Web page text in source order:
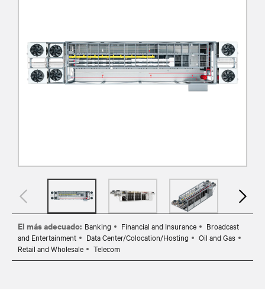
El más adecuado: Banking Financial and Insurance
Broadcast
and Entertainment
Data Center/Colocation/Hosting
Oil and Gas
Retail and Wholesale
Telecom